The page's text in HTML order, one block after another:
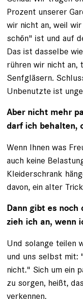
Prozent unserer
wir nicht an, weil
schön" ist und auf
Das ist dasselbe
rühren wir nicht an,
Senfgläsern.
Unbenutzte ist
Aber nicht mehr
darf ich behalten,
Wenn Ihnen was
auch keine
Kleiderschrank
davon, ein alter
Dann gibt es noch
zieh ich an, wenn
Und solange teilen
und uns selbst mit:
nicht." Sich um ein
zu sorgen, heißt,
verkennen.